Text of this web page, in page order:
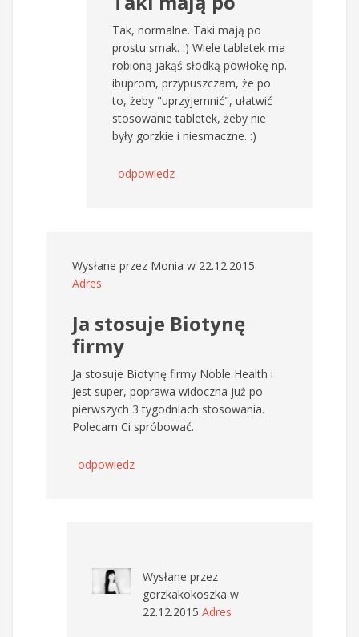
Tak, normalne. Taki mają po
prostu smak. :) Wiele tabletek ma
robioną jakąś słodką powłokę np.
ibuprom, przypuszczam, że po
to, żeby "uprzyjemnić", ułatwić
stosowanie tabletek, żeby nie
były gorzkie i niesmaczne. :)
odpowiedz
Wysłane przez Monia w 22.12.2015
Adres
Ja stosuje Biotynę
firmy
Ja stosuje Biotynę firmy Noble Health i
jest super, poprawa widoczna już po
pierwszych 3 tygodniach stosowania.
Polecam Ci spróbować.
odpowiedz
Wysłane przez
gorzkakokoszka w
22.12.2015 Adres